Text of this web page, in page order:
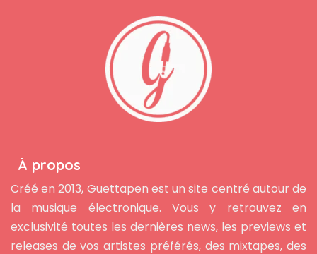
À propos
Créé en 2013, Guettapen est un site centré autour de
la musique électronique. Vous y retrouvez en
exclusivité toutes les dernières news, les previews et
releases de vos artistes préférés, des mixtapes, des